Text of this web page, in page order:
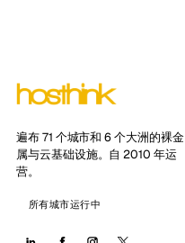
遍布 71 个城市和 6 个大洲的裸金
属与云基础设施。自 2010 年运
营。
所有城市运行中